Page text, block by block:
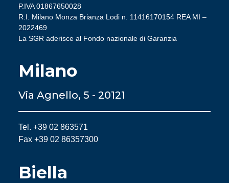
P.IVA 01867650028
R.I. Milano Monza Brianza Lodi n. 11416170154 REA MI –
2022469
La SGR aderisce al Fondo nazionale di Garanzia
Milano
Via Agnello, 5 - 20121
Tel. +39 02 863571
Fax +39 02 86357300
Biella